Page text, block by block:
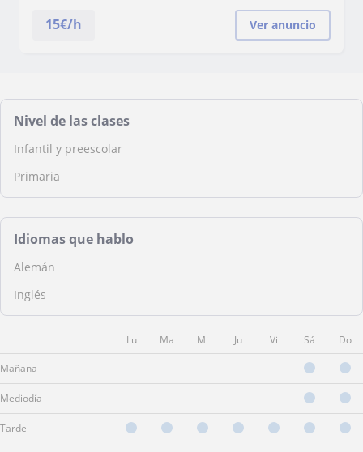
15€/h Ver anuncio
Nivel de las clases
Infantil y preescolar
Primaria
Idiomas que hablo
Alemán
Inglés
Lu Ma Mi Ju Vi Sá Do
Mañana
Mediodía
Tarde